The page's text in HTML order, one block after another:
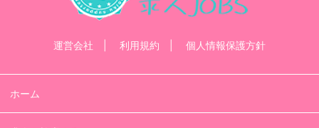
運営会社 利用規約 個人情報保護方針
ホーム